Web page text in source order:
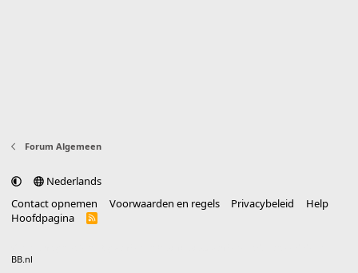
Forum Algemeen
Nederlands
Contact opnemen
Voorwaarden en regels Privacybeleid
Help
Hoofdpagina
R
BB.nl